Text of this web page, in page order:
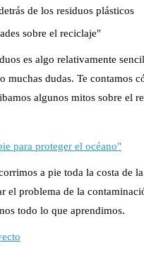
sobre el reciclaje"
es algo relativamente
muchas dudas. Te contamos
algunos mitos sobre el
para proteger el océano"
a pie toda la costa de
el problema de la
todo lo que aprendimos.